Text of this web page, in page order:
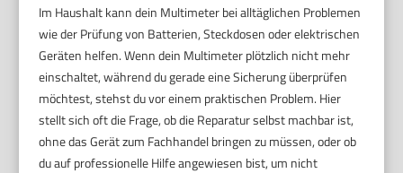
Im Haushalt kann dein Multimeter bei alltäglichen Problemen
wie der Prüfung von Batterien, Steckdosen oder elektrischen
Geräten helfen. Wenn dein Multimeter plötzlich nicht mehr
einschaltet, während du gerade eine Sicherung überprüfen
möchtest, stehst du vor einem praktischen Problem. Hier
stellt sich oft die Frage, ob die Reparatur selbst machbar ist,
ohne das Gerät zum Fachhandel bringen zu müssen, oder ob
du auf professionelle Hilfe angewiesen bist, um nicht